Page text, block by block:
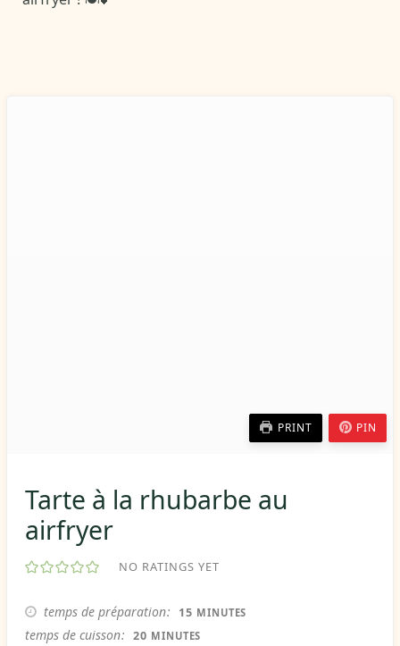
PRINT PIN
Tarte à la rhubarbe au
airfryer
NO RATINGS YET
temps de préparation 15 MINUTES
MINUTES
temps de cuisson 20 MINUTES
MINUTES